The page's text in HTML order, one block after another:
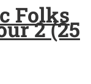
Folks
2 (25